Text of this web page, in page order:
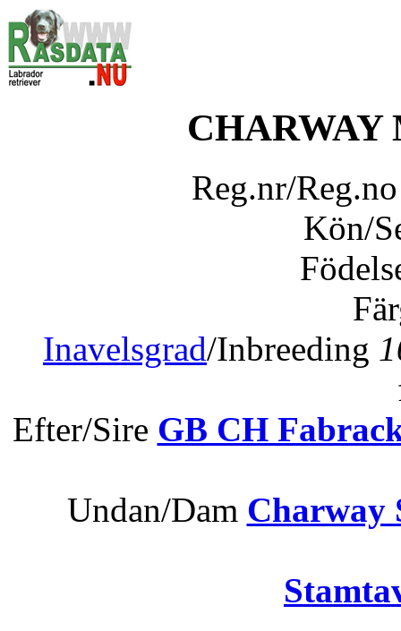
CHARWAY
Reg.nr/
Kön/
Inavelsgrad/Inbreeding
Efter/Sire GB CH
Undan/Dam Charway